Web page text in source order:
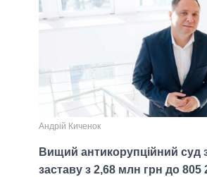
Андрій Киченок
Вищий антикорупційний суд
заставу з 2,68 млн грн до 805